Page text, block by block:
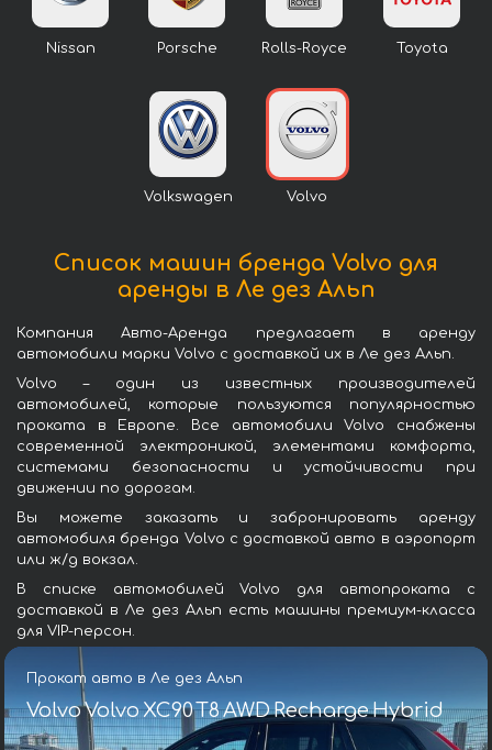
Nissan Porsche Rolls-Royce Toyota
Volkswagen Volvo
Список машин бренда Volvo для
аренды в Ле дез Альп
Компания Авто-Аренда предлагает в аренду
автомобили марки Volvo с доставкой их в Ле дез Альп.
Volvo – один из известных производителей
автомобилей, которые пользуются популярностью
проката в Европе. Все автомобили Volvo снабжены
современной электроникой, элементами комфорта,
системами безопасности и устойчивости при
движении по дорогам.
Вы можете заказать и забронировать аренду
автомобиля бренда Volvo с доставкой авто в аэропорт
или ж/д вокзал.
В списке автомобилей Volvo для автопроката с
доставкой в Ле дез Альп есть машины премиум-класса
для VIP-персон.
Прокат авто в Ле дез Альп
Volvo Volvo XC90 T8 AWD Recharge Hybrid